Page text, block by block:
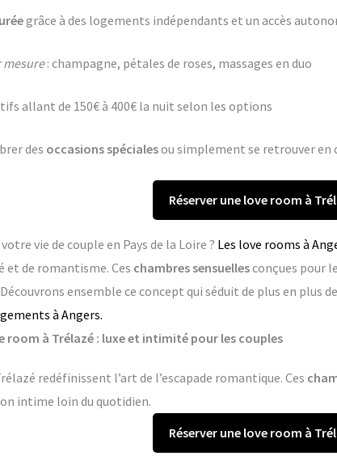
grâce à des logements indépendants et un accès
mesure: champagne, pétales de roses, massages en duo
allant de 150€ à 400€ la nuit selon les options
des occasions spécialesou simplement se retrouver en
Réserver une love room à
vie de couple en Pays de la Loire ? Les love rooms à
et de romantisme. Ces chambres sensuellesconçues pour
ensemble ce concept qui séduit de plus en plus
à Angers.
room à Trélazé : luxe et intimité pour les couples
redéfinissent l’art de l’escapade romantique. Ces
intime loin du quotidien.
Réserver une love room à